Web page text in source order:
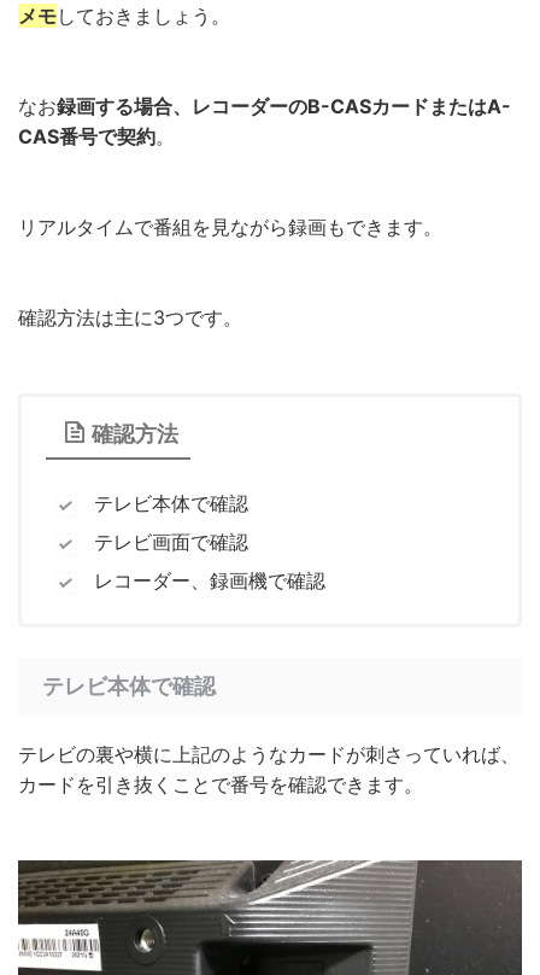
メモしておきましょう。
なお録画する場合、レコーダーのB-CASカードまたはA-
CAS番号で契約。
リアルタイムで番組を見ながら録画もできます。
確認方法は主に3つです。
確認方法
テレビ本体で確認
テレビ画面で確認
レコーダー、録画機で確認
テレビ本体で確認
テレビの裏や横に上記のようなカードが刺さっていれば、
カードを引き抜くことで番号を確認できます。